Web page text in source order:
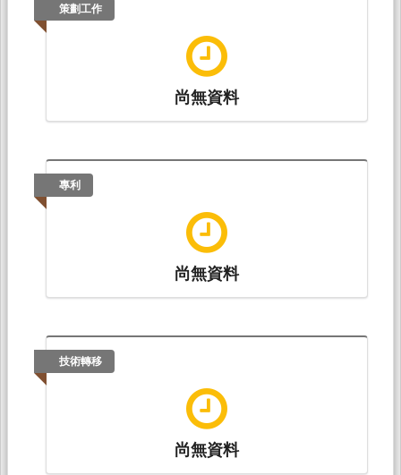
策劃工作
尚無資料
專利
尚無資料
技術轉移
尚無資料